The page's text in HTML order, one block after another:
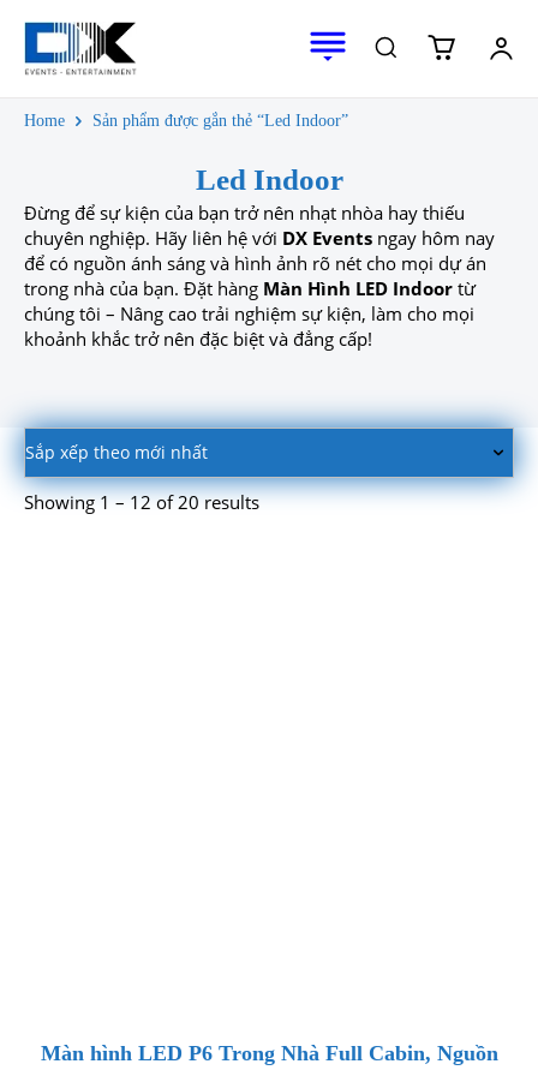
Home Sản phẩm được gắn thẻ “Led Indoor”
Led Indoor
Đừng để sự kiện của bạn trở nên nhạt nhòa hay thiếu
chuyên nghiệp. Hãy liên hệ với DX Events ngay hôm nay
để có nguồn ánh sáng và hình ảnh rõ nét cho mọi dự án
trong nhà của bạn. Đặt hàng Màn Hình LED Indoor từ
chúng tôi – Nâng cao trải nghiệm sự kiện, làm cho mọi
khoảnh khắc trở nên đặc biệt và đẳng cấp!
Showing 1 – 12 of 20 results
Màn hình LED P6 Trong Nhà Full Cabin, Nguồn